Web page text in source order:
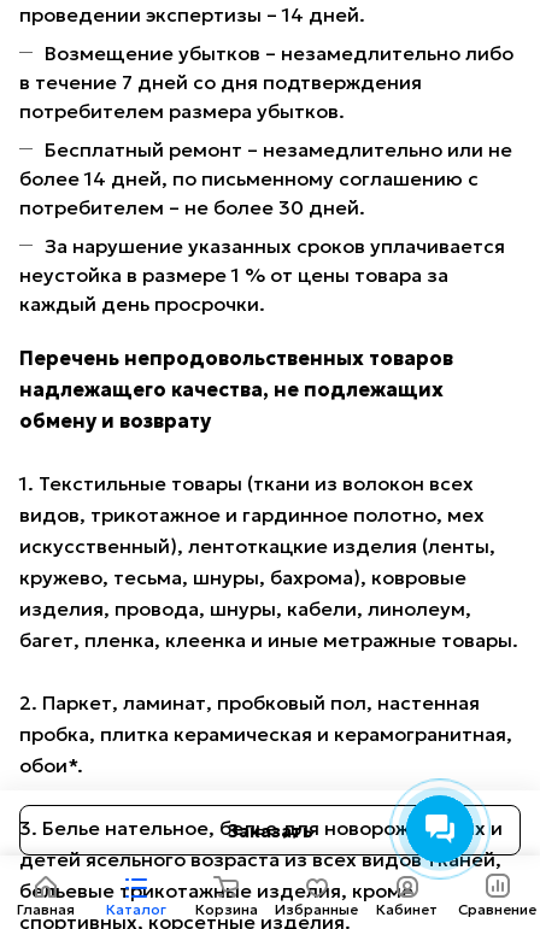
Заказать
проведении экспертизы – 14 дней.
Возмещение убытков – незамедлительно либо
в течение 7 дней со дня подтверждения
потребителем размера убытков.
Бесплатный ремонт – незамедлительно или не
более 14 дней, по письменному соглашению с
потребителем – не более 30 дней.
За нарушение указанных сроков уплачивается
неустойка в размере 1 % от цены товара за
каждый день просрочки.
Перечень непродовольственных товаров
надлежащего качества, не подлежащих
обмену и возврату
1. Текстильные товары (ткани из волокон всех
видов, трикотажное и гардинное полотно, мех
искусственный), лентоткацкие изделия (ленты,
кружево, тесьма, шнуры, бахрома), ковровые
изделия, провода, шнуры, кабели, линолеум,
багет, пленка, клеенка и иные метражные товары.
2. Паркет, ламинат, пробковый пол, настенная
пробка, плитка керамическая и керамогранитная,
обои*.
3. Белье нательное, белье для новорожденных и
детей ясельного возраста из всех видов тканей,
бельевые трикотажные изделия, кроме
спортивных, корсетные изделия.
Главная Каталог Корзина Избранные Кабинет Сравнение